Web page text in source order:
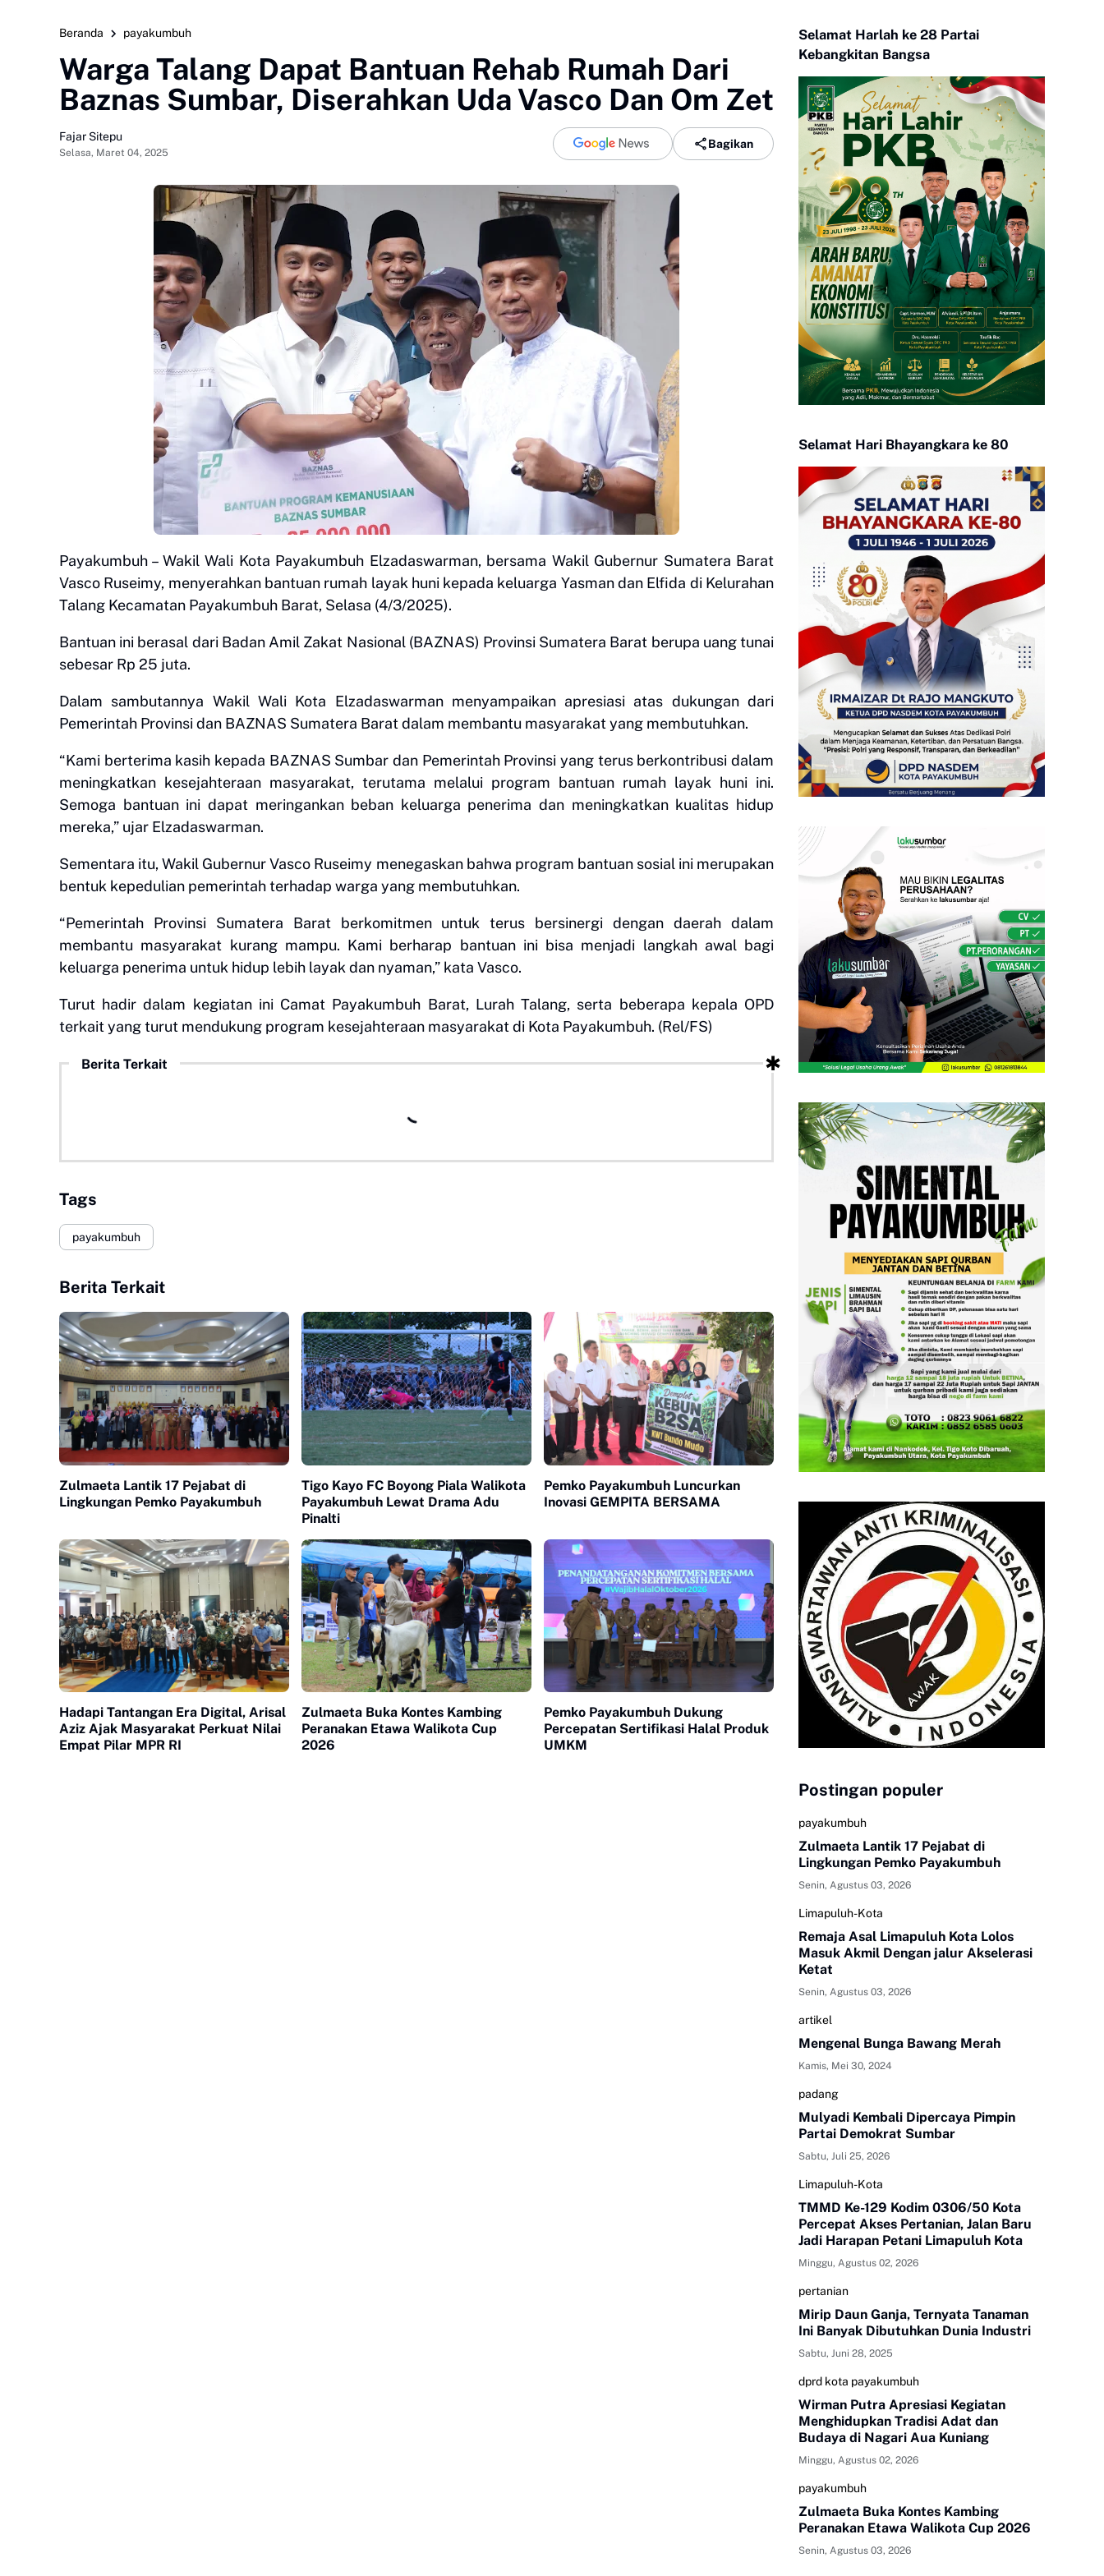
Beranda payakumbuh
Warga Talang Dapat Bantuan Rehab Rumah Dari
Baznas Sumbar, Diserahkan Uda Vasco Dan Om Zet
Fajar Sitepu
Selasa, Maret 04, 2025
Bagikan
Payakumbuh – Wakil Wali Kota Payakumbuh Elzadaswarman, bersama Wakil Gubernur Sumatera Barat
Vasco Ruseimy, menyerahkan bantuan rumah layak huni kepada keluarga Yasman dan Elfida di Kelurahan
Talang Kecamatan Payakumbuh Barat, Selasa (4/3/2025).
Bantuan ini berasal dari Badan Amil Zakat Nasional (BAZNAS) Provinsi Sumatera Barat berupa uang tunai
sebesar Rp 25 juta.
Dalam sambutannya Wakil Wali Kota Elzadaswarman menyampaikan apresiasi atas dukungan dari
Pemerintah Provinsi dan BAZNAS Sumatera Barat dalam membantu masyarakat yang membutuhkan.
“Kami berterima kasih kepada BAZNAS Sumbar dan Pemerintah Provinsi yang terus berkontribusi dalam
meningkatkan kesejahteraan masyarakat, terutama melalui program bantuan rumah layak huni ini.
Semoga bantuan ini dapat meringankan beban keluarga penerima dan meningkatkan kualitas hidup
mereka,” ujar Elzadaswarman.
Sementara itu, Wakil Gubernur Vasco Ruseimy menegaskan bahwa program bantuan sosial ini merupakan
bentuk kepedulian pemerintah terhadap warga yang membutuhkan.
“Pemerintah Provinsi Sumatera Barat berkomitmen untuk terus bersinergi dengan daerah dalam
membantu masyarakat kurang mampu. Kami berharap bantuan ini bisa menjadi langkah awal bagi
keluarga penerima untuk hidup lebih layak dan nyaman,” kata Vasco.
Turut hadir dalam kegiatan ini Camat Payakumbuh Barat, Lurah Talang, serta beberapa kepala OPD
terkait yang turut mendukung program kesejahteraan masyarakat di Kota Payakumbuh. (Rel/FS)
Berita Terkait
Tags
payakumbuh
Berita Terkait
Zulmaeta Lantik 17 Pejabat di
Lingkungan Pemko Payakumbuh
Tigo Kayo FC Boyong Piala Walikota
Payakumbuh Lewat Drama Adu
Pinalti
Pemko Payakumbuh Luncurkan
Inovasi GEMPITA BERSAMA
Hadapi Tantangan Era Digital, Arisal
Aziz Ajak Masyarakat Perkuat Nilai
Empat Pilar MPR RI
Zulmaeta Buka Kontes Kambing
Peranakan Etawa Walikota Cup
2026
Pemko Payakumbuh Dukung
Percepatan Sertifikasi Halal Produk
UMKM
Selamat Harlah ke 28 Partai
Kebangkitan Bangsa
Selamat Hari Bhayangkara ke 80
Postingan populer
payakumbuh
Zulmaeta Lantik 17 Pejabat di
Lingkungan Pemko Payakumbuh
Senin, Agustus 03, 2026
Limapuluh-Kota
Remaja Asal Limapuluh Kota Lolos
Masuk Akmil Dengan jalur Akselerasi
Ketat
Senin, Agustus 03, 2026
artikel
Mengenal Bunga Bawang Merah
Kamis, Mei 30, 2024
padang
Mulyadi Kembali Dipercaya Pimpin
Partai Demokrat Sumbar
Sabtu, Juli 25, 2026
Limapuluh-Kota
TMMD Ke-129 Kodim 0306/50 Kota
Percepat Akses Pertanian, Jalan Baru
Jadi Harapan Petani Limapuluh Kota
Minggu, Agustus 02, 2026
pertanian
Mirip Daun Ganja, Ternyata Tanaman
Ini Banyak Dibutuhkan Dunia Industri
Sabtu, Juni 28, 2025
dprd kota payakumbuh
Wirman Putra Apresiasi Kegiatan
Menghidupkan Tradisi Adat dan
Budaya di Nagari Aua Kuniang
Minggu, Agustus 02, 2026
payakumbuh
Zulmaeta Buka Kontes Kambing
Peranakan Etawa Walikota Cup 2026
Senin, Agustus 03, 2026